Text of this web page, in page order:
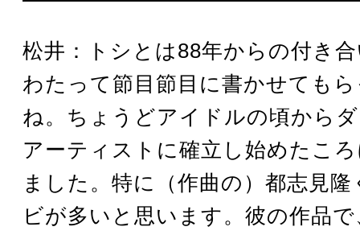
松井：トシとは88年からの付き
わたって節目節目に書かせても
ね。ちょうどアイドルの頃から
アーティストに確立し始めたこ
ました。特に（作曲の）都志見
ビが多いと思います。彼の作品